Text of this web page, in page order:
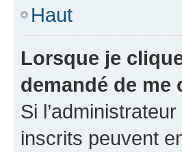
Haut
Lorsque je
demandé de me
Si
inscrits peuvent